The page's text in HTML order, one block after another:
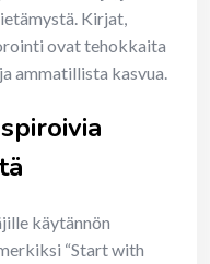
Kirjat,
ovat tehokkaita
ammatillista kasvua.
käytännön
“Start with